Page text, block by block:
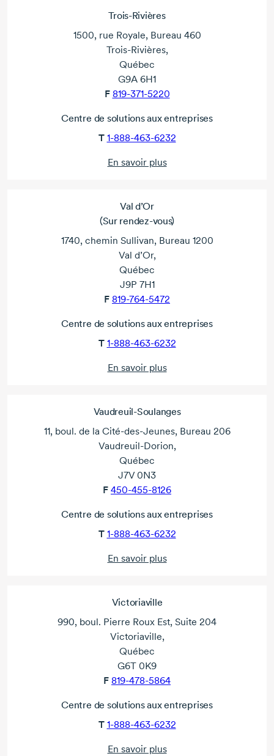
Trois-Rivières
1500, rue Royale, Bureau 460
Trois-Rivières,
Québec
G9A 6H1
F 819-371-5220
Centre de solutions aux entreprises
T 1-888-463-6232
En savoir plus
Val d’Or
(Sur rendez-vous)
1740, chemin Sullivan, Bureau 1200
Val d’Or,
Québec
J9P 7H1
F 819-764-5472
Centre de solutions aux entreprises
T 1-888-463-6232
En savoir plus
Vaudreuil-Soulanges
11, boul. de la Cité-des-Jeunes, Bureau 206
Vaudreuil-Dorion,
Québec
J7V 0N3
F 450-455-8126
Centre de solutions aux entreprises
T 1-888-463-6232
En savoir plus
Victoriaville
990, boul. Pierre Roux Est, Suite 204
Victoriaville,
Québec
G6T 0K9
F 819-478-5864
Centre de solutions aux entreprises
T 1-888-463-6232
En savoir plus